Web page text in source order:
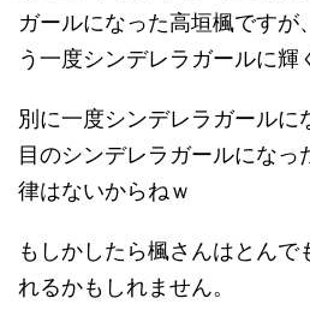
ガールになった高垣楓ですが
う一度シンデレラガールに輝
別に一度シンデレラガールに
目のシンデレラガールになっ
律はないからねｗ
もしかしたら楓さんはとんで
れるかもしれません。